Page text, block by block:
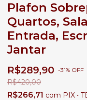
Plafon
Quartos,
Entrada,
Jantar
R$289,90 -31% OFF
R$420,00
R$266,71 com PIX •